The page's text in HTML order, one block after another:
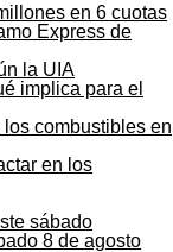
Express de
implica para el
en los
8 de agosto